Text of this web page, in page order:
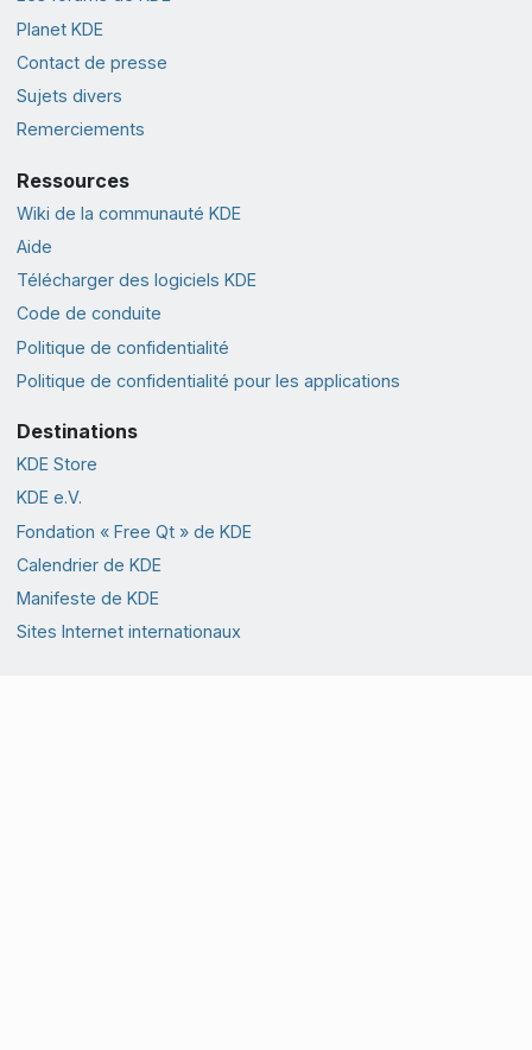
Planet KDE
Contact de presse
Sujets divers
Remerciements
Ressources
Wiki de la communauté KDE
Aide
Télécharger des logiciels KDE
Code de conduite
Politique de confidentialité
Politique de confidentialité pour les applications
Destinations
KDE Store
KDE e.V.
Fondation « Free Qt » de KDE
Calendrier de KDE
Manifeste de KDE
Sites Internet internationaux